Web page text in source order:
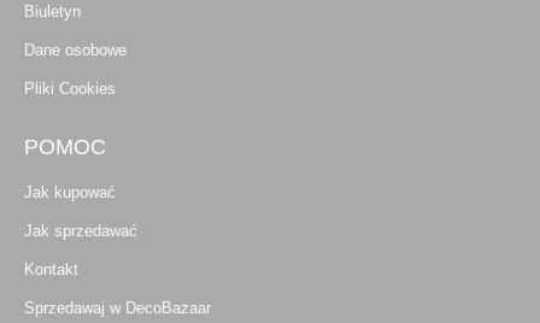
Biuletyn
Dane osobowe
Pliki Cookies
POMOC
Jak kupować
Jak sprzedawać
Kontakt
Sprzedawaj w DecoBazaar